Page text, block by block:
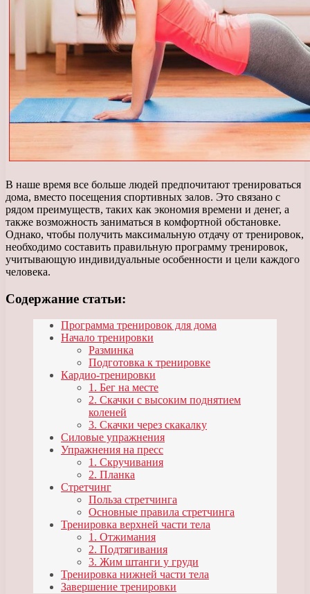
В наше время все больше людей предпочитают тренироваться
дома, вместо посещения спортивных залов. Это связано с
рядом преимуществ, таких как экономия времени и денег, а
также возможность заниматься в комфортной обстановке.
Однако, чтобы получить максимальную отдачу от тренировок,
необходимо составить правильную программу тренировок,
учитывающую индивидуальные особенности и цели каждого
человека.
Содержание статьи:
Программа тренировок для дома
Начало тренировки
Разминка
Подготовка к тренировке
Кардио-тренировки
1. Бег на месте
2. Скачки с высоким поднятием
коленей
3. Скачки через скакалку
Силовые упражнения
Упражнения на пресс
1. Скручивания
2. Планка
Стретчинг
Польза стретчинга
Основные правила стретчинга
Тренировка верхней части тела
1. Отжимания
2. Подтягивания
3. Жим штанги у груди
Тренировка нижней части тела
Завершение тренировки